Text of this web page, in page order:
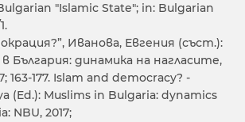
"Islamic State"; in: Bulgarian
Иванова, Евгения (съст.):
динамика на нагласите,
163-177. Islam and democracy? -
(Ed.): Muslims in Bulgaria: dynamics
NBU, 2017;